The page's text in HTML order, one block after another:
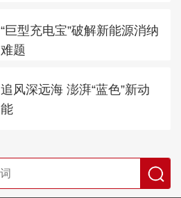
“巨型充电宝”破解新能源消纳
难题
追风深远海 澎湃“蓝色”新动
能